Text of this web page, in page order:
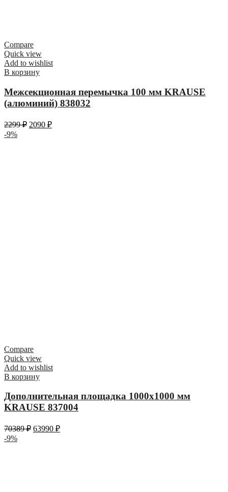
Compare
Quick view
Add to wishlist
В корзину
Межсекционная перемычка 100 мм KRAUSE
(алюминий) 838032
2299₽ 2090 ₽
-9%
Compare
Quick view
Add to wishlist
В корзину
Дополнительная площадка 1000х1000 мм
KRAUSE 837004
70389₽ 63990 ₽
-9%